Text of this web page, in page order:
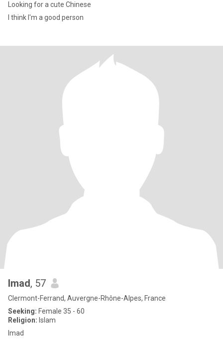
Looking for a cute Chinese
I think I'm a good person
Imad, 57
Clermont-Ferrand, Auvergne-Rhône-Alpes, France
Seeking: Female 35 - 60
Religion: Islam
Imad